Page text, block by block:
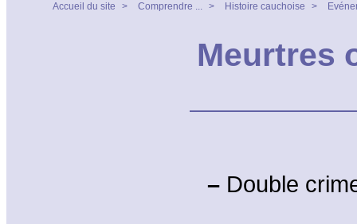
Accueil du site > Comprendre ... > Histoire cauchoise >
Meurtres
– Double